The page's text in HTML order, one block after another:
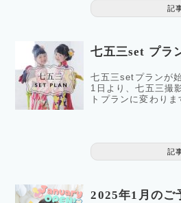
記
七五三set プラ
七五三setプランが
1日より、七五三撮
トプランに変わり
記
2025年1月のご